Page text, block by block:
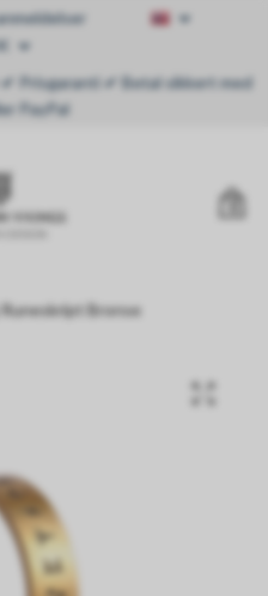
Prisgaranti ✔ Betal sikkert med
PayPal
Runeskript Bronse